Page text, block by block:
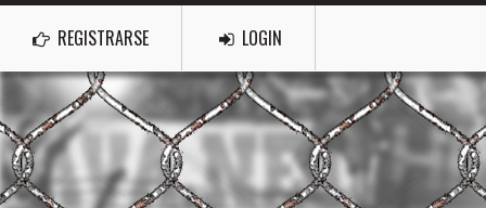
REGISTRARSE LOGIN